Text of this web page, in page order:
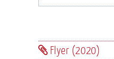
Flyer (2020)